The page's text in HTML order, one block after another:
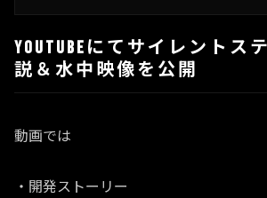
YouTubeにてサイレントス
説＆水中映像を公開
動画では
・開発ストーリー